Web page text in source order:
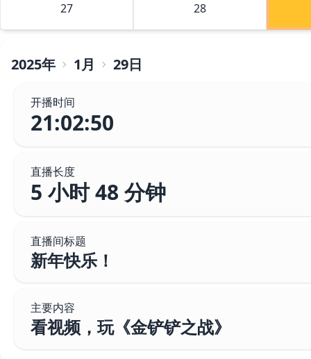
27 28
2025年 1月 29日
开播时间
21:02:50
直播长度
5 小时 48 分钟
直播间标题
新年快乐！
主要内容
看视频，玩《金铲铲之战》